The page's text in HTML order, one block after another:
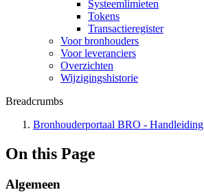
Systeemlimieten
Tokens
Transactieregister
Voor bronhouders
Voor leveranciers
Overzichten
Wijzigingshistorie
Breadcrumbs
Bronhouderportaal BRO - Handleiding
On this Page
Algemeen